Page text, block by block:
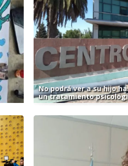
No podrá ver a su hijo
un tratamiento